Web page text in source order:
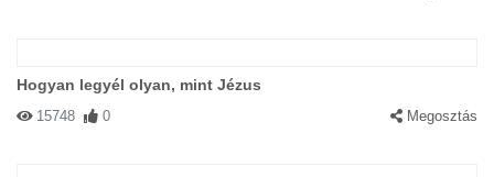
Hogyan legyél olyan, mint Jézus
15748 0 Megosztás